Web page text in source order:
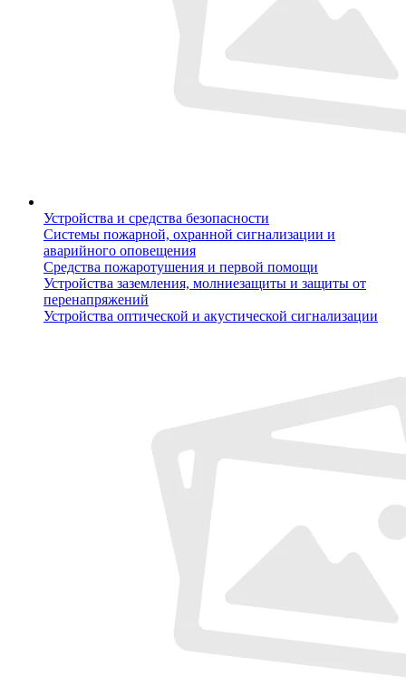
Устройства и средства безопасности
Системы пожарной, охранной сигнализации и
аварийного оповещения
Средства пожаротушения и первой помощи
Устройства заземления, молниезащиты и защиты от
перенапряжений
Устройства оптической и акустической сигнализации